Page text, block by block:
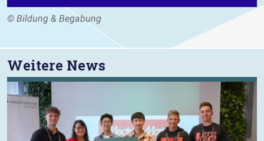
© Bildung & Begabung
Weitere News